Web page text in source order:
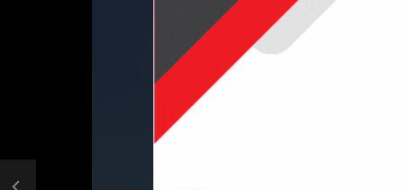
Belgium vs Portugal 1-0 – All Gоals _
Extеndеd Hіghlіghts – 2021 HD